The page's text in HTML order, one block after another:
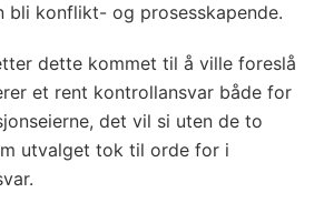
bli konflikt- og prosesskapende.
dette kommet til å ville foreslå
et rent kontrollansvar både for
det vil si uten de to
utvalget tok til orde for i